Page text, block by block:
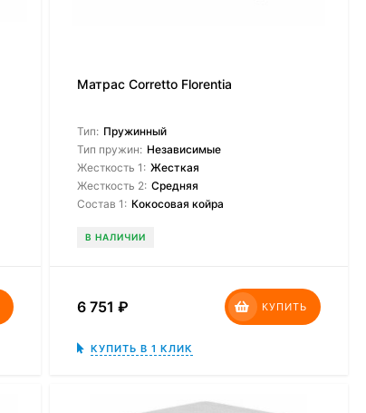
Матрас Corretto Florentia
Тип: Пружинный
Тип пружин: Независимые
Жесткость 1: Жесткая
Жесткость 2: Средняя
Состав 1: Кокосовая койра
В НАЛИЧИИ
6 751 ₽ КУПИТЬ
КУПИТЬ В 1 КЛИК